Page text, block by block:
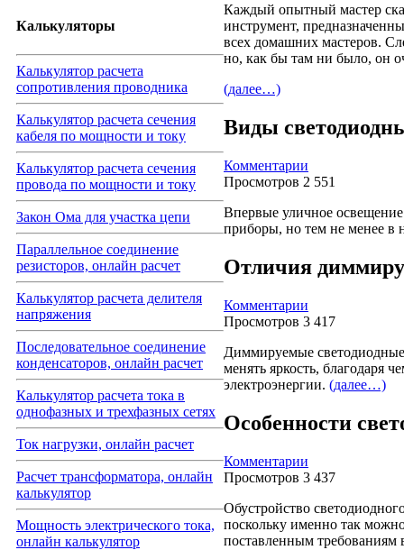
Каждый опытный мастер
инструмент,
всех домашних мастеров.
но, как бы там ни было, он
(далее…)
Виды
Комментарии
Просмотров 2 551
Впервые уличное освещение
приборы, но тем не менее в
Отличия
Комментарии
Просмотров 3 417
Диммируемые светодиодные
менять яркость, благодаря
электроэнергии. (далее…)
Особенности
Комментарии
Просмотров 3 437
Обустройство
поскольку именно так
поставленным требованиям
Калькуляторы
Калькулятор расчета
сопротивления проводника
Калькулятор расчета сечения
кабеля по мощности и току
Калькулятор расчета сечения
провода по мощности и току
Закон Ома для участка цепи
Параллельное соединение
резисторов, онлайн расчет
Калькулятор расчета делителя
напряжения
Последовательное соединение
конденсаторов, онлайн расчет
Калькулятор расчета тока в
однофазных и трехфазных сетях
Ток нагрузки, онлайн расчет
Расчет трансформатора, онлайн
калькулятор
Мощность электрического тока,
онлайн калькулятор